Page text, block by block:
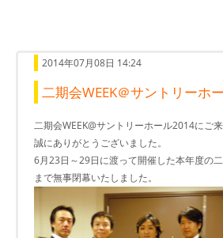
2014年07月08日 14:24
二期会WEEK＠サントリーホ
二期会WEEK@サントリーホール2014にご
誠にありがとうございました。
6月23日～29日に渡って開催した本年度の
まで無事閉幕いたしました。